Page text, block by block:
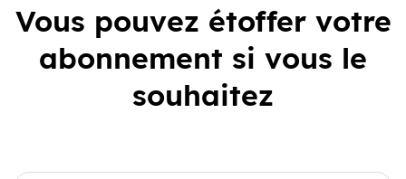
Vous pouvez étoffer votre
abonnement si vous le
souhaitez